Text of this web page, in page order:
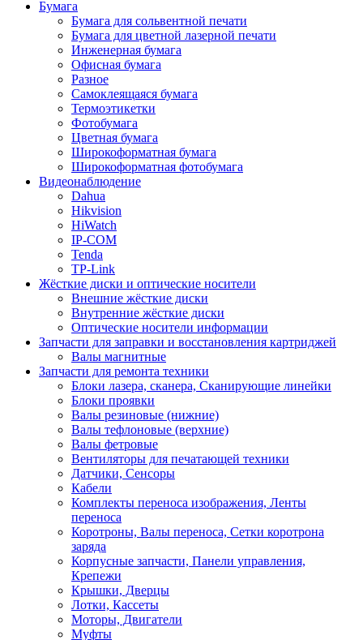
Бумага
Бумага для сольвентной печати
Бумага для цветной лазерной печати
Инженерная бумага
Офисная бумага
Разное
Самоклеящаяся бумага
Термоэтикетки
Фотобумага
Цветная бумага
Широкоформатная бумага
Широкоформатная фотобумага
Видеонаблюдение
Dahua
Hikvision
HiWatch
IP-COM
Tenda
TP-Link
Жёсткие диски и оптические носители
Внешние жёсткие диски
Внутренние жёсткие диски
Оптические носители информации
Запчасти для заправки и восстановления картриджей
Валы магнитные
Запчасти для ремонта техники
Блоки лазера, сканера, Сканирующие линейки
Блоки проявки
Валы резиновые (нижние)
Валы тефлоновые (верхние)
Валы фетровые
Вентиляторы для печатающей техники
Датчики, Сенсоры
Кабели
Комплекты переноса изображения, Ленты
переноса
Коротроны, Валы переноса, Сетки коротрона
заряда
Корпусные запчасти, Панели управления,
Крепежи
Крышки, Дверцы
Лотки, Кассеты
Моторы, Двигатели
Муфты